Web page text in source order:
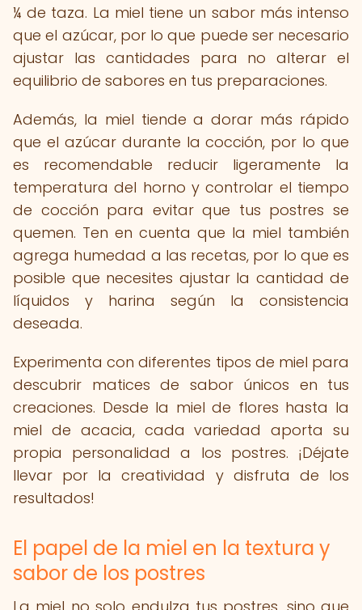
¼ de taza. La miel tiene un sabor más intenso
que el azúcar, por lo que puede ser necesario
ajustar las cantidades para no alterar el
equilibrio de sabores en tus preparaciones.
Además, la miel tiende a dorar más rápido
que el azúcar durante la cocción, por lo que
es recomendable reducir ligeramente la
temperatura del horno y controlar el tiempo
de cocción para evitar que tus postres se
quemen. Ten en cuenta que la miel también
agrega humedad a las recetas, por lo que es
posible que necesites ajustar la cantidad de
líquidos y harina según la consistencia
deseada.
Experimenta con diferentes tipos de miel para
descubrir matices de sabor únicos en tus
creaciones. Desde la miel de flores hasta la
miel de acacia, cada variedad aporta su
propia personalidad a los postres. ¡Déjate
llevar por la creatividad y disfruta de los
resultados!
El papel de la miel en la textura y
sabor de los postres